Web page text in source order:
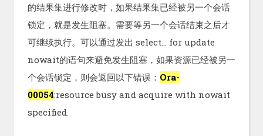
的结果集进行修改时，如果结果集已经被另一个会话
锁定，就是发生阻塞。需要等另一个会话结束之后才
可继续执行。可以通过发出 select… for update
nowait的语句来避免发生阻塞，如果资源已经被另一
个会话锁定，则会返回以下错误： Ora-
00054:resource busy and acquire with nowait
specified.